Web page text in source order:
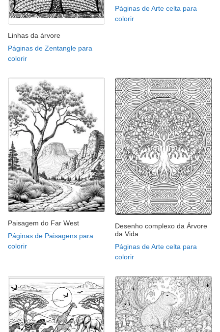
Linhas da árvore
Páginas de Zentangle para
colorir
Páginas de Arte celta para
colorir
Paisagem do Far West
Páginas de Paisagens para
colorir
Desenho complexo da Árvore
da Vida
Páginas de Arte celta para
colorir